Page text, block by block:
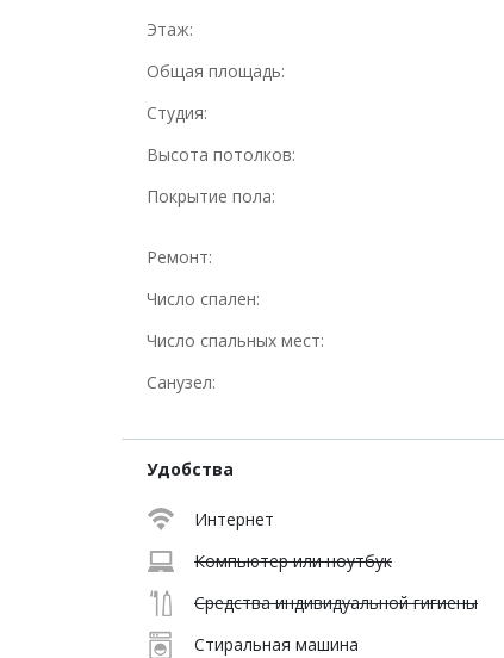
Этаж:
Общая площадь:
Студия:
Высота потолков:
Покрытие пола:
Ремонт:
Число спален:
Число спальных мест:
Санузел:
Удобства
Интернет
Компьютер или ноутбук
Средства индивидуальной гигиены
Стиральная машина